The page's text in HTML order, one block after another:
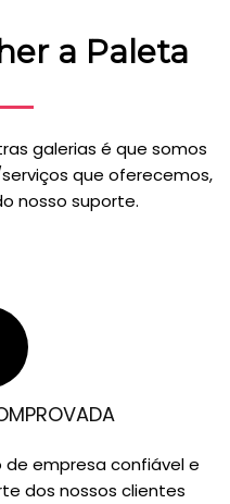
a Paleta
galerias é que somos
que oferecemos,
nosso suporte.
empresa confiável e
dos nossos clientes